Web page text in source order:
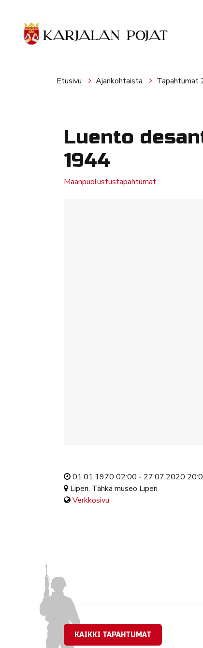
Etusivu Ajankohtaista Tapahtumat
Luento
1944
Maanpuolustustapahtumat
01.01.1970 02:00 - 27.07.2020
Liperi, Tähkä museo Liperi
Verkkosivu
KAIKKI TAPAHTUMAT